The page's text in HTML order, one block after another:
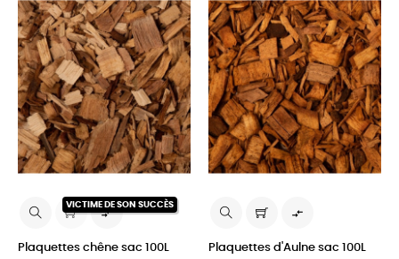
VICTIME DE SON SUCCÈS

Plaquettes chêne sac 100L

Plaquettes d'Aulne sac 100L